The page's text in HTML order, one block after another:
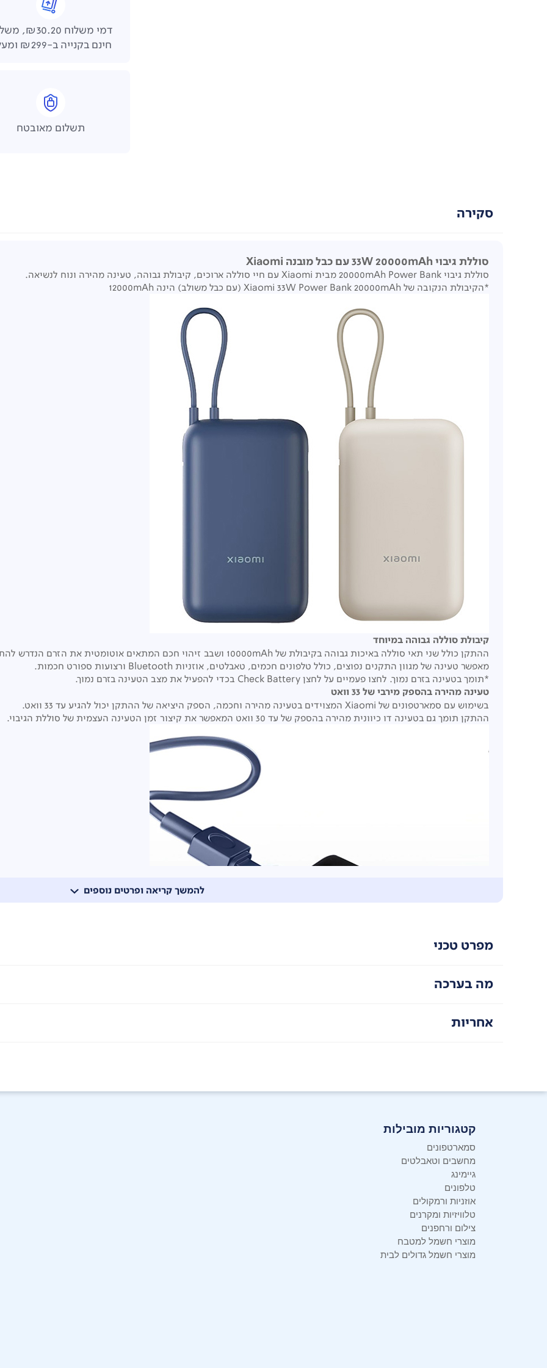
דמי משלוח
חינם בקנייה ב-₪299 ומעלה
תשלום מאובטח
סקירה
להמשך קריאה ופרטים נוספים
סוללת גיבוי 33W 20000mAh עם כבל מובנה Xiaomi
סוללת גיבוי 20000mAh Power Bank מבית Xiaomi עם חיי סוללה ארוכים, קיבולת גבוהה, טעינה מהירה ונוח לנשיאה.
*הקיבולת הנקובה של Xiaomi 33W Power Bank 20000mAh (עם כבל משולב) הינה 12000mAh
קיבולת סוללה גבוהה במיוחד
ההתקן כולל שני תאי סוללה באיכות גבוהה בקיבולת של 10000mAh ושבב זיהוי חכם המתאים אוטומטית את הזרם הנדרש להתקנים שונים.
מאפשר טעינה של מגוון התקנים נפוצים, כולל טלפונים חכמים, טאבלטים, אוזניות Bluetooth ורצועות ספורט חכמות.
*תומך בטעינה בזרם נמוך. לחצו פעמיים על לחצן Check Battery בכדי להפעיל את מצב הטעינה בזרם נמוך.
טעינה מהירה בהספק מירבי של 33 וואט
בשימוש עם סמארטפונים של Xiaomi המצוידים בטעינה מהירה וחכמה, הספק היציאה של ההתקן יכול להגיע עד 33 וואט.
ההתקן תומך גם בטעינה דו כיוונית מהירה בהספק של עד 30 וואט המאפשר את קיצור זמן הטעינה העצמית של סוללת הגיבוי.
מפרט טכני
מה בערכה
אחריות
קטגוריות מובילות
סמארטפונים
מחשבים וטאבלטים
גיימינג
טלפונים
אוזניות ורמקולים
טלוויזיות ומקרנים
צילום ורחפנים
מוצרי חשמל למטבח
מוצרי חשמל גדולים לבית